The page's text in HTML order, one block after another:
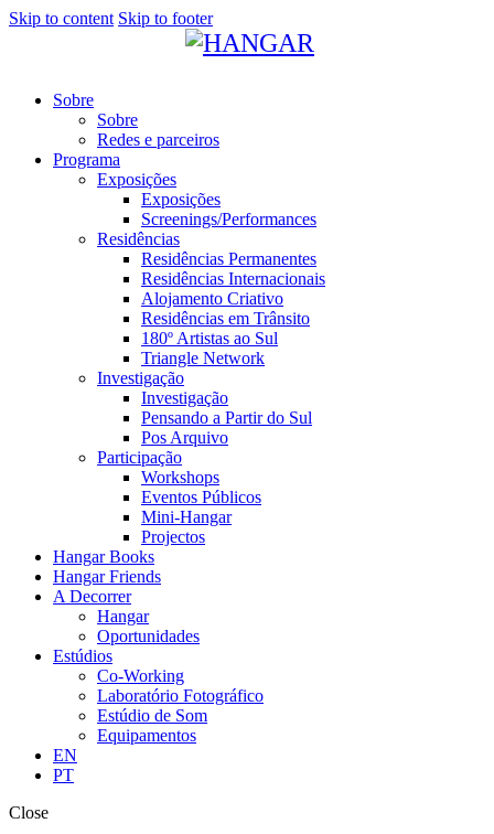
Skip to content Skip to footer
Sobre
Sobre
Redes e parceiros
Programa
Exposições
Exposições
Screenings/Performances
Residências
Residências Permanentes
Residências Internacionais
Alojamento Criativo
Residências em Trânsito
180º Artistas ao Sul
Triangle Network
Investigação
Investigação
Pensando a Partir do Sul
Pos Arquivo
Participação
Workshops
Eventos Públicos
Mini-Hangar
Projectos
Hangar Books
Hangar Friends
A Decorrer
Hangar
Oportunidades
Estúdios
Co-Working
Laboratório Fotográfico
Estúdio de Som
Equipamentos
EN
PT
Close